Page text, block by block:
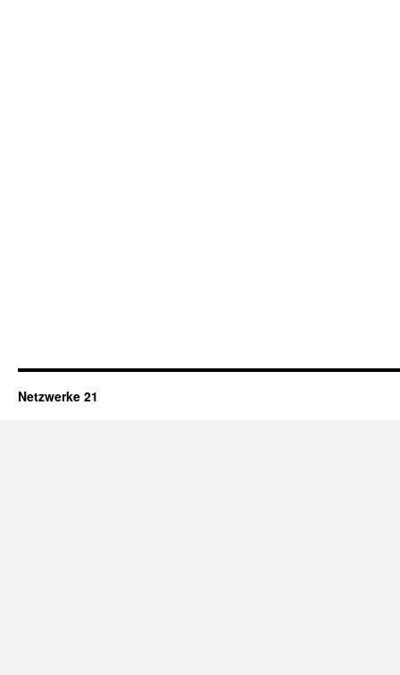
Netzwerke 21